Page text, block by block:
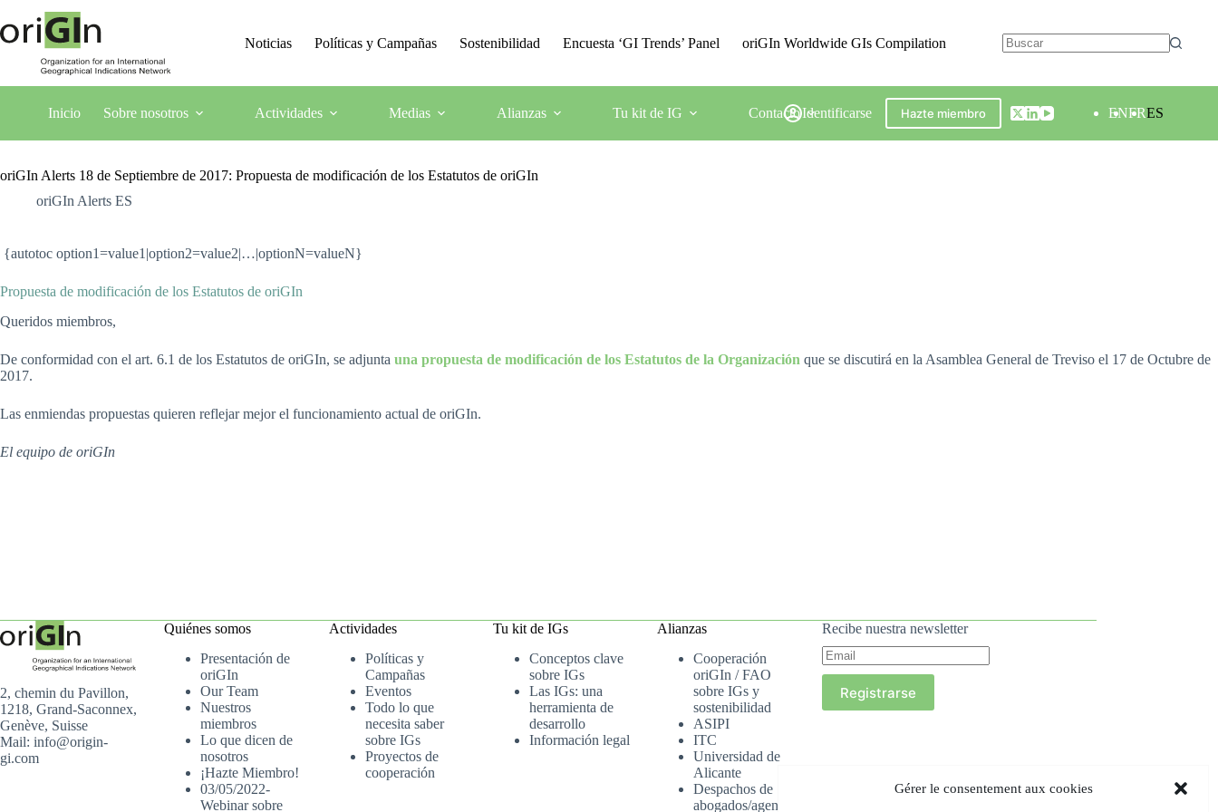
Gérer le consentement aux cookies
Noticias Políticas y Campañas Sostenibilidad Encuesta ‘GI Trends’ Panel oriGIn Worldwide GIs Compilation
Inicio Sobre nosotros Actividades Medias Alianzas Tu kit de IG ContactoIdentificarse Hazte miembro ENFRES
oriGIn Alerts 18 de Septiembre de 2017: Propuesta de modificación de los Estatutos de oriGIn
oriGIn Alerts ES
{autotoc option1=value1|option2=value2|…|optionN=valueN}
Propuesta de modificación de los Estatutos de oriGIn
Queridos miembros,
De conformidad con el art. 6.1 de los Estatutos de oriGIn, se adjunta una propuesta de modificación de los Estatutos de la Organización que se discutirá en la Asamblea General de Treviso el 17 de Octubre de
2017.
Las enmiendas propuestas quieren reflejar mejor el funcionamiento actual de oriGIn.
El equipo de oriGIn
2, chemin du Pavillon,
1218, Grand-Saconnex,
Genève, Suisse
Mail: info@origin-
gi.com
Quiénes somos
Presentación de
oriGIn
Our Team
Nuestros
miembros
Lo que dicen de
nosotros
¡Hazte Miembro!
03/05/2022-
Webinar sobre
Actividades
Políticas y
Campañas
Eventos
Todo lo que
necesita saber
sobre IGs
Proyectos de
cooperación
Tu kit de IGs
Conceptos clave
sobre IGs
Las IGs: una
herramienta de
desarrollo
Información legal
Alianzas
Cooperación
oriGIn / FAO
sobre IGs y
sostenibilidad
ASIPI
ITC
Universidad de
Alicante
Despachos de
abogados/agenci
Recibe nuestra newsletter
Registrarse